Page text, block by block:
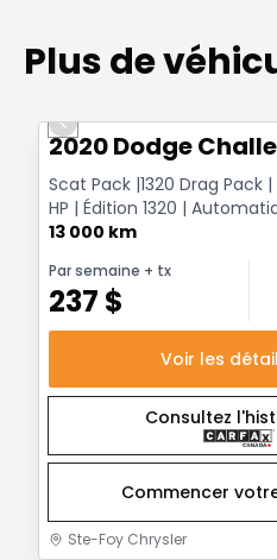
Plus de
Previous slide
2020 Dodge
Scat Pack |1320 Drag Pack |
HP | Édition 1320 |
Go Mango
13 000 km
Par semaine + tx
237 $
Voir les
Consultez
Commencer
Ste-Foy Chrysler